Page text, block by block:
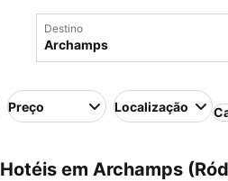
Destino
Preço Localização
Hotéis em Archamps